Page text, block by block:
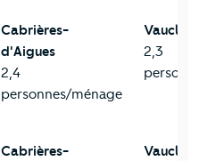
Cabrières-
d'Aigues
2,4
personnes/ménage
Vaucluse
2,3
Cabrières-
Vaucluse